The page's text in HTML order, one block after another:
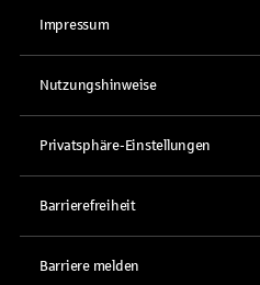
Impressum
Nutzungshinweise
Privatsphäre-Einstellungen
Barrierefreiheit
Barriere melden